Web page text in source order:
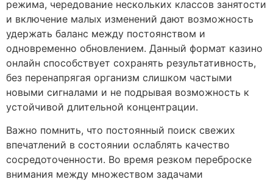
режима, чередование нескольких классов занятости
и включение малых изменений дают возможность
удержать баланс между постоянством и
одновременно обновлением. Данный формат казино
онлайн способствует сохранять результативность,
без перенапрягая организм слишком частыми
новыми сигналами и не подрывая возможность к
устойчивой длительной концентрации.
Важно помнить, что постоянный поиск свежих
впечатлений в состоянии ослаблять качество
сосредоточенности. Во время резком переброске
внимания между множеством задачами